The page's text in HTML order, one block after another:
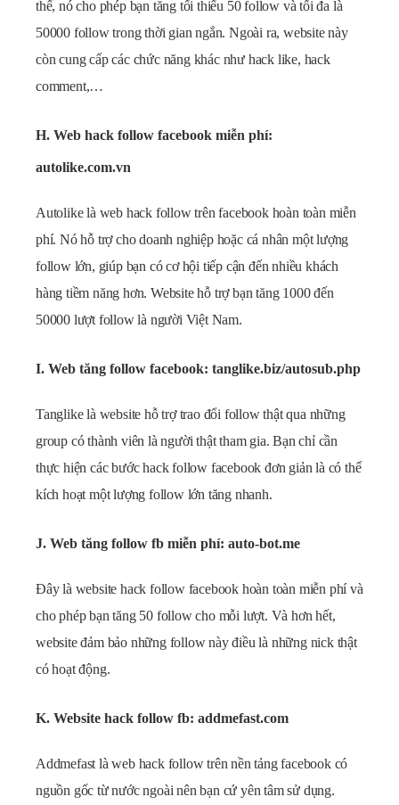
thế, nó cho phép bạn tăng tối thiểu 50 follow và tối đa là
50000 follow trong thời gian ngắn. Ngoài ra, website này
còn cung cấp các chức năng khác như hack like, hack
comment,…
H. Web hack follow facebook miễn phí:
autolike.com.vn
Autolike là web hack follow trên facebook hoàn toàn miễn
phí. Nó hỗ trợ cho doanh nghiệp hoặc cá nhân một lượng
follow lớn, giúp bạn có cơ hội tiếp cận đến nhiều khách
hàng tiềm năng hơn. Website hỗ trợ bạn tăng 1000 đến
50000 lượt follow là người Việt Nam.
I. Web tăng follow facebook: tanglike.biz/autosub.php
Tanglike là website hỗ trợ trao đổi follow thật qua những
group có thành viên là người thật tham gia. Bạn chỉ cần
thực hiện các bước hack follow facebook đơn giản là có thể
kích hoạt một lượng follow lớn tăng nhanh.
J. Web tăng follow fb miễn phí: auto-bot.me
Đây là website hack follow facebook hoàn toàn miễn phí và
cho phép bạn tăng 50 follow cho mỗi lượt. Và hơn hết,
website đảm bảo những follow này điều là những nick thật
có hoạt động.
K. Website hack follow fb: addmefast.com
Addmefast là web hack follow trên nền tảng facebook có
nguồn gốc từ nước ngoài nên bạn cứ yên tâm sử dụng.